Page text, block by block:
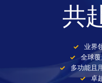
共
业界
全球
多功能且
卓